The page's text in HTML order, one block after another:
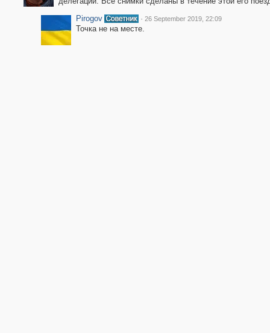
Pirogov
· 26 September 2019, 22:09
Точка не на месте.